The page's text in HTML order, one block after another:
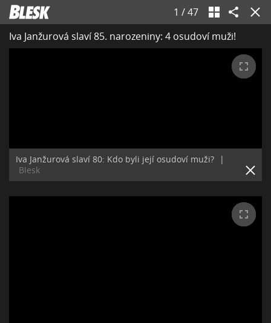
1 /47
Iva Janžurová slaví 85. narozeniny: 4 osudoví muži!
Iva Janžurová slaví 80: Kdo byli její osudoví muži?
|
Blesk